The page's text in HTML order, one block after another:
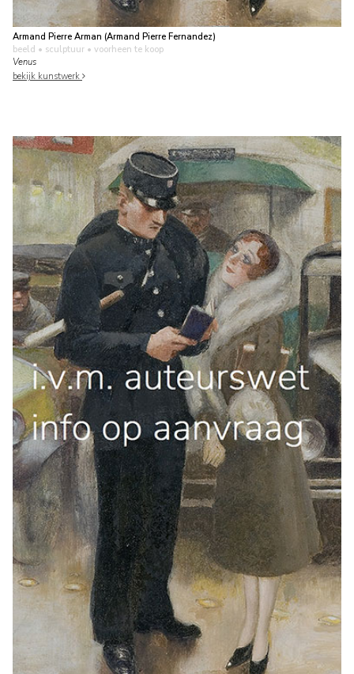
Armand Pierre Arman (Armand Pierre Fernandez)
beeld • sculptuur • voorheen te koop
Venus
bekijk kunstwerk